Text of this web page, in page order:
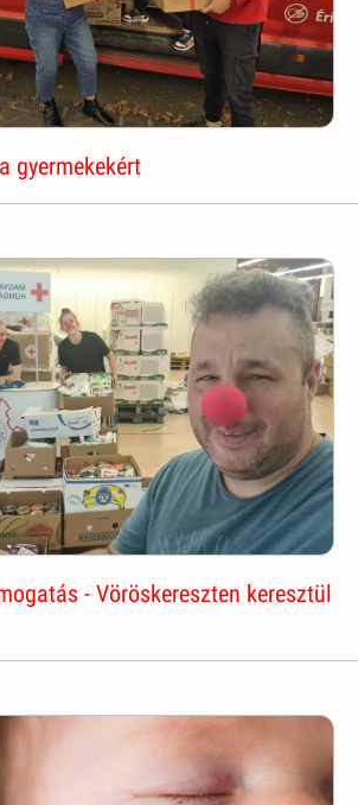
gyermekekért
- Vöröskereszten keresztül